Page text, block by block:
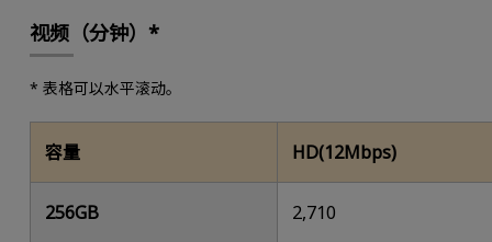
视频（分钟）*
* 表格可以水平滚动。
容量 HD(12Mbps)
256GB 2,710